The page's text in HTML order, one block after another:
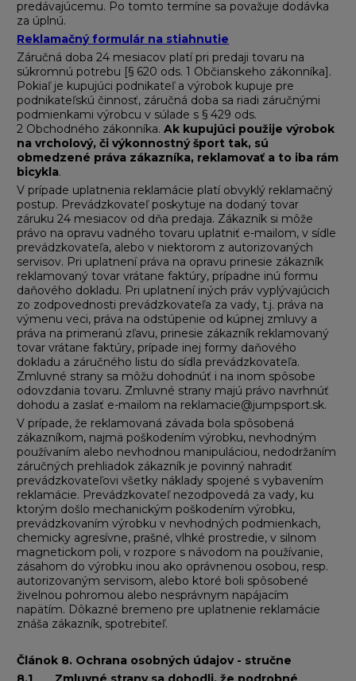
predávajúcemu. Po tomto termíne sa považuje dodávka
za úplnú.
Reklamačný formulár na stiahnutie
Záručná doba 24 mesiacov platí pri predaji tovaru na
súkromnú potrebu [§ 620 ods. 1 Občianskeho zákonníka].
Pokiaľ je kupujúci podnikateľ a výrobok kupuje pre
podnikateľskú činnosť, záručná doba sa riadi záručnými
podmienkami výrobcu v súlade s § 429 ods.
2 Obchodného zákonníka.Ak kupujúci použije výrobok
na vrcholový, či výkonnostný šport tak, sú
obmedzené práva zákazníka, reklamovať a to iba rám
bicykla.
V prípade uplatnenia reklamácie platí obvyklý reklamačný
postup. Prevádzkovateľ poskytuje na dodaný tovar
záruku 24 mesiacov od dňa predaja. Zákazník si môže
právo na opravu vadného tovaru uplatniť e-mailom, v sídle
prevádzkovateľa, alebo v niektorom z autorizovaných
servisov. Pri uplatnení práva na opravu prinesie zákazník
reklamovaný tovar vrátane faktúry, prípadne inú formu
daňového dokladu. Pri uplatnení iných práv vyplývajúcich
zo zodpovednosti prevádzkovateľa za vady, t.j. práva na
výmenu veci, práva na odstúpenie od kúpnej zmluvy a
práva na primeranú zľavu, prinesie zákazník reklamovaný
tovar vrátane faktúry, prípade inej formy daňového
dokladu a záručného listu do sídla prevádzkovateľa.
Zmluvné strany sa môžu dohodnúť i na inom spôsobe
odovzdania tovaru. Zmluvné strany majú právo navrhnúť
dohodu a zaslať e-mailom na reklamacie@jumpsport.sk.
V prípade, že reklamovaná závada bola spôsobená
zákazníkom, najmä poškodením výrobku, nevhodným
používaním alebo nevhodnou manipuláciou, nedodržaním
záručných prehliadok zákazník je povinný nahradiť
prevádzkovateľovi všetky náklady spojené s vybavením
reklamácie. Prevádzkovateľ nezodpovedá za vady, ku
ktorým došlo mechanickým poškodením výrobku,
prevádzkovaním výrobku v nevhodných podmienkach,
chemicky agresívne, prašné, vlhké prostredie, v silnom
magnetickom poli, v rozpore s návodom na používanie,
zásahom do výrobku inou ako oprávnenou osobou, resp.
autorizovaným servisom, alebo ktoré boli spôsobené
živelnou pohromou alebo nesprávnym napájacím
napätím. Dôkazné bremeno pre uplatnenie reklamácie
znáša zákazník, spotrebiteľ.
Článok 8. Ochrana osobných údajov - stručne